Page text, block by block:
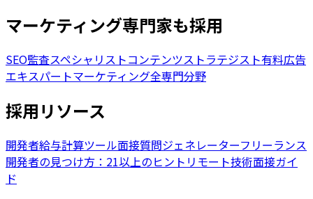
マーケティング専門家も採用
SEO監査スペシャリストコンテンツストラテジスト有料広告
エキスパートマーケティング全専門分野
採用リソース
開発者給与計算ツール面接質問ジェネレーターフリーランス
開発者の見つけ方：21以上のヒント リモート技術面接ガイ
ド